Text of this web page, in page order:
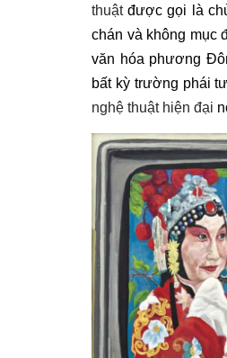
thuậtđược gọi là
chán và không mục
văn hóa phương
bất kỳ trường phái
nghệ thuật hiện đại